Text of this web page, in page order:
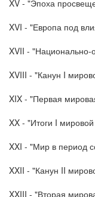
XV - "Эпоха
XVI - "Европа под
XVII - "Национально-
XVIII - "Канун I
XIX - "Первая
XX - "Итоги I
XXI - "Мир в период
XXII - "Канун II
XXIII - "Вторая